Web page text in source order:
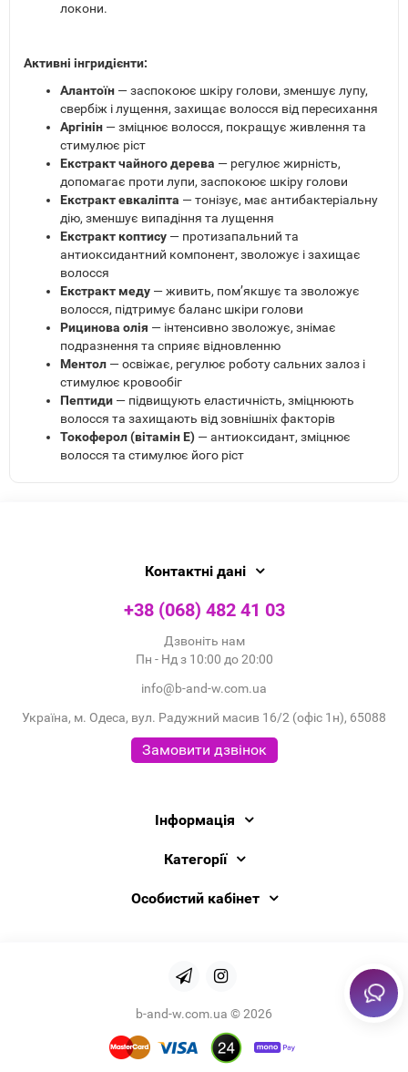
локони.
Активні інгридієнти:
Алантоїн — заспокоює шкіру голови, зменшує лупу,
свербіж і лущення, захищає волосся від пересихання
Аргінін — зміцнює волосся, покращує живлення та
стимулює ріст
Екстракт чайного дерева — регулює жирність,
допомагає проти лупи, заспокоює шкіру голови
Екстракт евкаліпта — тонізує, має антибактеріальну
дію, зменшує випадіння та лущення
Екстракт коптису — протизапальний та
антиоксидантний компонент, зволожує і захищає
волосся
Екстракт меду — живить, пом’якшує та зволожує
волосся, підтримує баланс шкіри голови
Рицинова олія — інтенсивно зволожує, знімає
подразнення та сприяє відновленню
Ментол — освіжає, регулює роботу сальних залоз і
стимулює кровообіг
Пептиди — підвищують еластичність, зміцнюють
волосся та захищають від зовнішніх факторів
Токоферол (вітамін E) — антиоксидант, зміцнює
волосся та стимулює його ріст
Контактні дані
+38 (068) 482 41 03
Дзвоніть нам
Пн - Нд з 10:00 до 20:00
info@b-and-w.com.ua
Україна, м. Одеса, вул. Радужний масив 16/2 (офіс 1н), 65088
Замовити дзвінок
Інформація
Категорії
Особистий кабінет
b-and-w.com.ua © 2026